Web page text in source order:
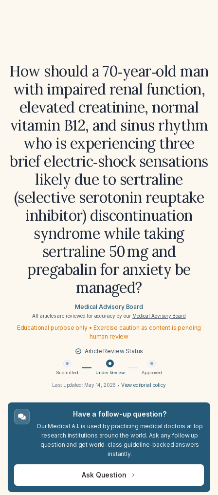
How should a 70‑year‑old man
with impaired renal function,
elevated creatinine, normal
vitamin B12, and sinus rhythm
who is experiencing three
brief electric‑shock sensations
likely due to sertraline
(selective serotonin reuptake
inhibitor) discontinuation
syndrome while taking
sertraline 50 mg and
pregabalin for anxiety be
managed?
Medical Advisory Board
All articles are reviewed for accuracy by our Medical Advisory Board
Educational purpose only • Exercise caution as content is pending
human review
Article Review Status
Submitted Under Review Approved
Last updated: May 14, 2026 • View editorial policy
Have a follow-up question?
Our Medical A.I. is used by practicing medical doctors at top
research institutions around the world. Ask any follow up
question and get world-class guideline-backed answers
instantly.
Ask Question